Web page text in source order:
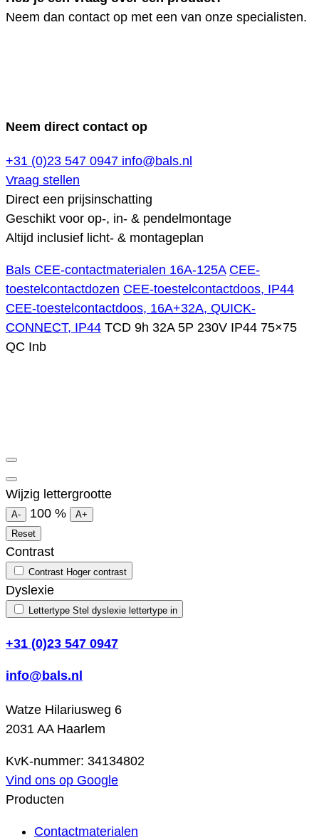
Neem dan contact op met een van onze specialisten.
Neem direct contact op
+31 (0)23 547 0947 info@bals.nl
Vraag stellen
Direct een prijsinschatting
Geschikt voor op-, in- & pendelmontage
Altijd inclusief licht- & montageplan
Bals CEE-contactmaterialen 16A-125A CEE-
toestelcontactdozen CEE-toestelcontactdoos, IP44
CEE-toestelcontactdoos, 16A+32A, QUICK-
CONNECT, IP44 TCD 9h 32A 5P 230V IP44 75×75
QC Inb
Wijzig lettergrootte
A- 100 %
A+
Reset
Contrast
Contrast Hoger contrast
Dyslexie
Lettertype Stel dyslexie lettertype in
+31 (0)23 547 0947
info@bals.nl
Watze Hilariusweg 6
2031 AA Haarlem
KvK-nummer: 34134802
Vind ons op Google
Producten
Contactmaterialen